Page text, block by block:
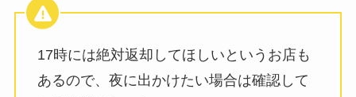
17時には絶対返却してほしいというお店も
あるので、夜に出かけたい場合は確認して